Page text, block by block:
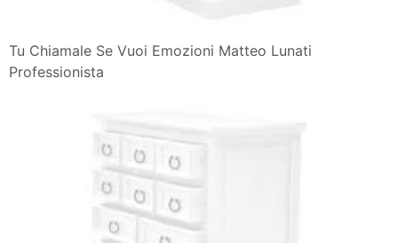
Tu Chiamale Se Vuoi Emozioni Matteo Lunati
Professionista